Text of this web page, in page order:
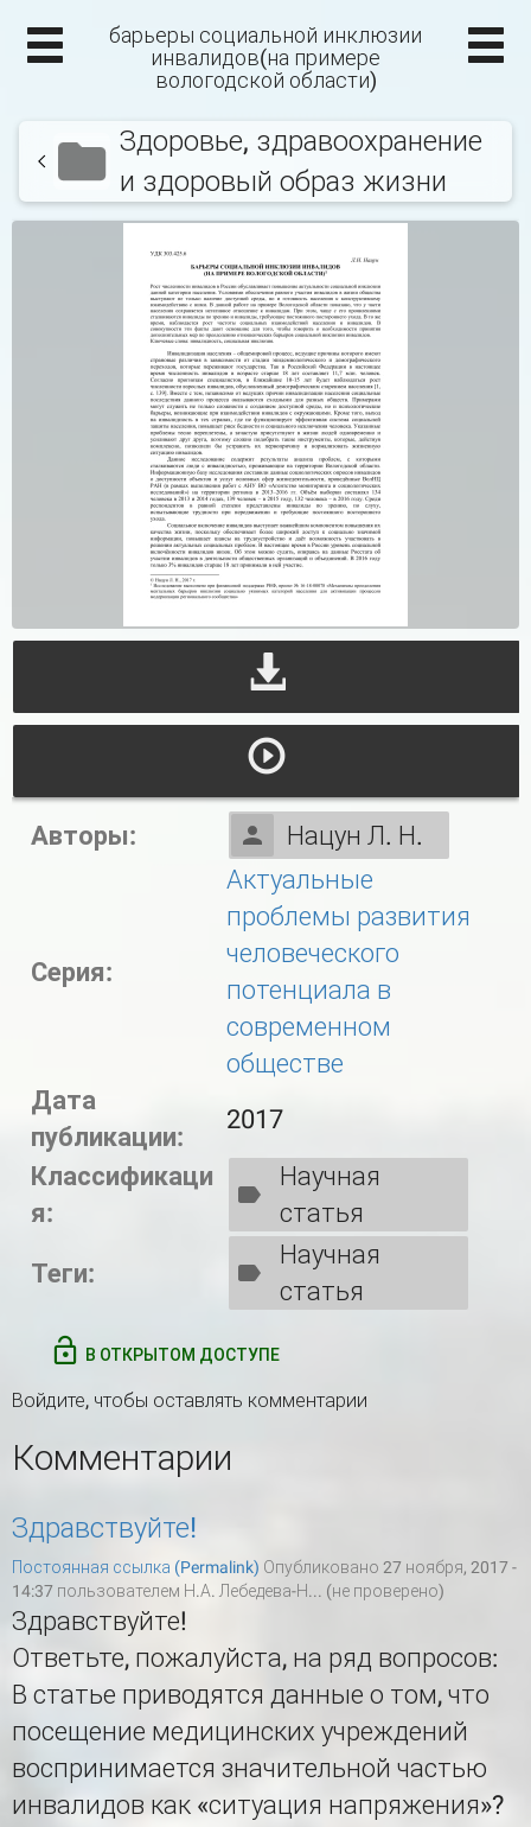
барьеры социальной инклюзии
инвалидов(на примере
вологодской области)
Здоровье, здравоохранение
и здоровый образ жизни
Авторы: Нацун Л. Н.
Серия:
Актуальные
проблемы развития
человеческого
потенциала в
современном
обществе
Дата
публикации:
2017
Классификаци
я:
Научная
статья
Теги:
Научная
статья
В ОТКРЫТОМ ДОСТУПЕ
Войдите, чтобы оставлять комментарии
Комментарии
Здравствуйте!
Постоянная ссылка (Permalink) Опубликовано 27 ноября, 2017 -
14:37 пользователем Н.А. Лебедева-Н... (не проверено)
Здравствуйте!
Ответьте, пожалуйста, на ряд вопросов:
В статье приводятся данные о том, что
посещение медицинских учреждений
воспринимается значительной частью
инвалидов как «ситуация напряжения»?